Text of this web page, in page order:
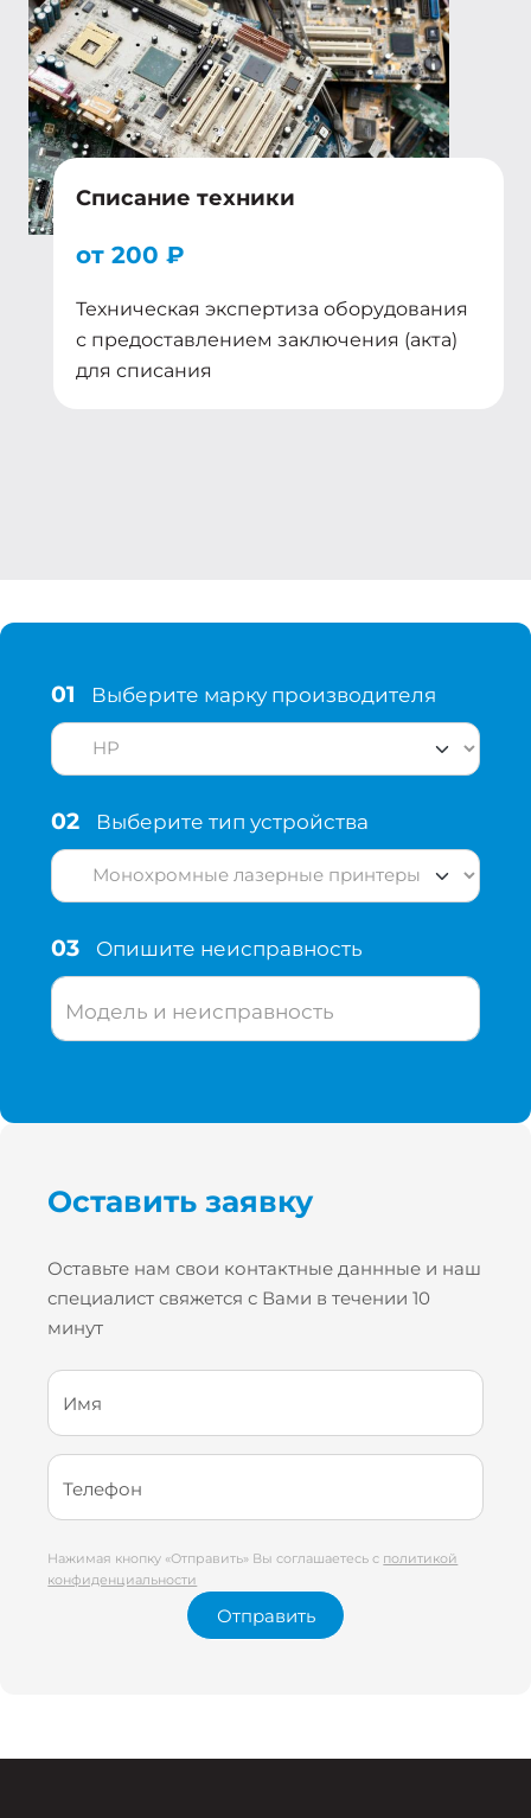
Списание техники
от 200 ₽
Техническая экспертиза оборудования
с предоставлением заключения (акта)
для списания
01 Выберите марку производителя
02 Выберите тип устройства
03 Опишите неисправность
Модель и неисправность
Оставить заявку
Оставьте нам свои контактные даннные и наш
специалист свяжется с Вами в течении 10
минут
Имя
Телефон
Нажимая кнопку «Отправить» Вы соглашаетесь с политикой
конфиденциальности
Отправить